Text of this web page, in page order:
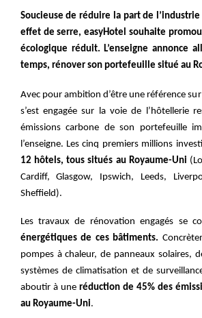
Soucieuse de réduire la part de
effet de serre, easyHotel souhaite
écologique réduit. L’enseigne annonce
temps, rénover son portefeuille situé au
Avec pour ambition d’être une référence
s’est engagée sur la voie de l’hôtellerie
émissions carbone de son portefeuille
l’enseigne. Les cinq premiers millions
12 hôtels, tous situés au Royaume-Uni
Cardiff, Glasgow, Ipswich, Leeds,
Sheffield).
Les travaux de rénovation engagés se
énergétiques de ces bâtiments.
pompes à chaleur, de panneaux solaires,
systèmes de climatisation et de
aboutir à une réduction de 45% des
au Royaume-Uni.